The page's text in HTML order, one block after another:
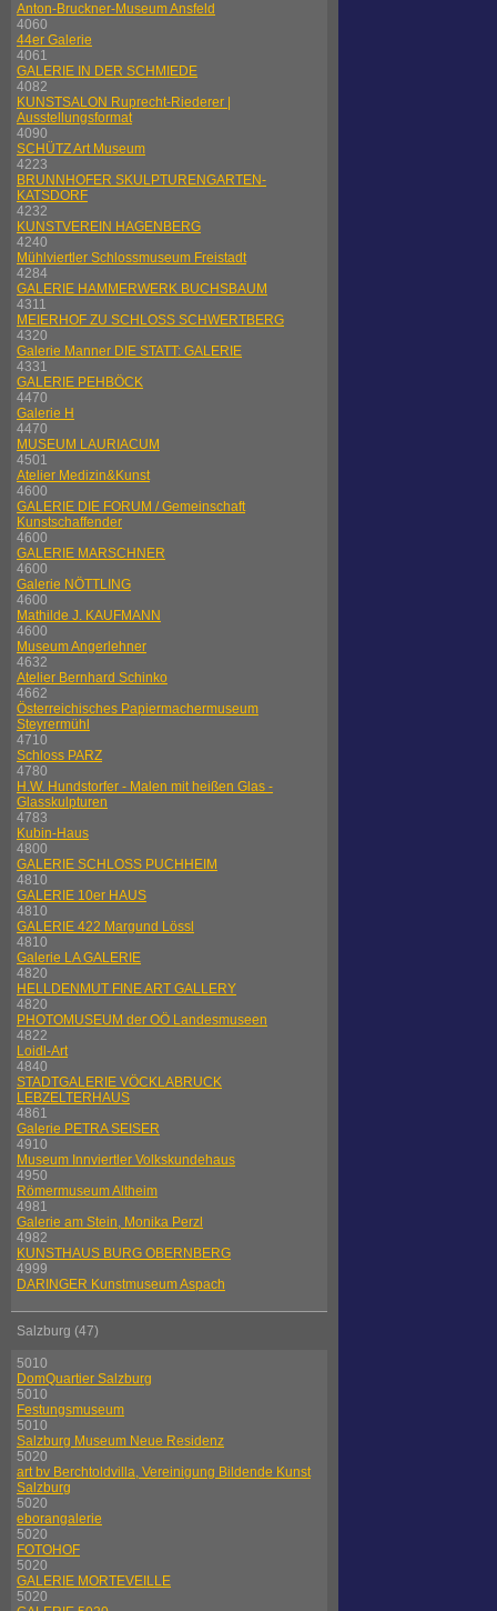
Anton-Bruckner-Museum Ansfeld
4060
44er Galerie
4061
GALERIE IN DER SCHMIEDE
4082
KUNSTSALON Ruprecht-Riederer |
Ausstellungsformat
4090
SCHÜTZ Art Museum
4223
BRUNNHOFER SKULPTURENGARTEN-
KATSDORF
4232
KUNSTVEREIN HAGENBERG
4240
Mühlviertler Schlossmuseum Freistadt
4284
GALERIE HAMMERWERK BUCHSBAUM
4311
MEIERHOF ZU SCHLOSS SCHWERTBERG
4320
Galerie Manner DIE STATT: GALERIE
4331
GALERIE PEHBÖCK
4470
Galerie H
4470
MUSEUM LAURIACUM
4501
Atelier Medizin&Kunst
4600
GALERIE DIE FORUM / Gemeinschaft
Kunstschaffender
4600
GALERIE MARSCHNER
4600
Galerie NÖTTLING
4600
Mathilde J. KAUFMANN
4600
Museum Angerlehner
4632
Atelier Bernhard Schinko
4662
Österreichisches Papiermachermuseum
Steyrermühl
4710
Schloss PARZ
4780
H.W. Hundstorfer - Malen mit heißen Glas -
Glasskulpturen
4783
Kubin-Haus
4800
GALERIE SCHLOSS PUCHHEIM
4810
GALERIE 10er HAUS
4810
GALERIE 422 Margund Lössl
4810
Galerie LA GALERIE
4820
HELLDENMUT FINE ART GALLERY
4820
PHOTOMUSEUM der OÖ Landesmuseen
4822
Loidl-Art
4840
STADTGALERIE VÖCKLABRUCK
LEBZELTERHAUS
4861
Galerie PETRA SEISER
4910
Museum Innviertler Volkskundehaus
4950
Römermuseum Altheim
4981
Galerie am Stein, Monika Perzl
4982
KUNSTHAUS BURG OBERNBERG
4999
DARINGER Kunstmuseum Aspach
Salzburg (47)
5010
DomQuartier Salzburg
5010
Festungsmuseum
5010
Salzburg Museum Neue Residenz
5020
art bv Berchtoldvilla, Vereinigung Bildende Kunst
Salzburg
5020
eborangalerie
5020
FOTOHOF
5020
GALERIE MORTEVEILLE
5020